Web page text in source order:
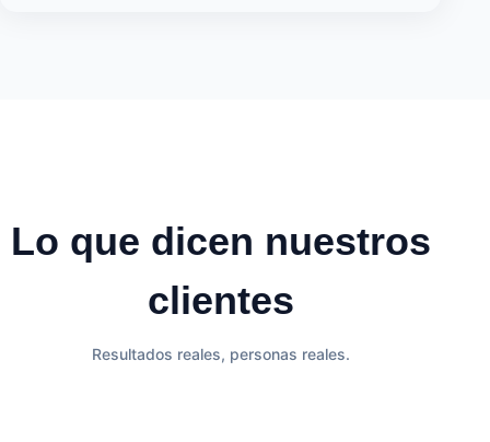
Lo que dicen nuestros
clientes
Resultados reales, personas reales.